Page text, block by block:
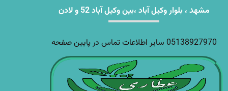
مشهد ، بلوار وکیل آباد ،بین وکیل آباد 52 و لادن
05138927970 سایر اطلاعات تماس در پایین صفحه